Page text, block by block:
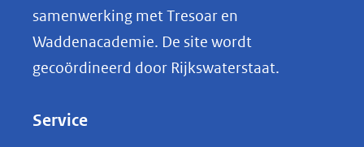
k
e
samenwerking met Tresoar en
Waddenacademie. De site wordt
gecoördineerd door Rijkswaterstaat.
Service